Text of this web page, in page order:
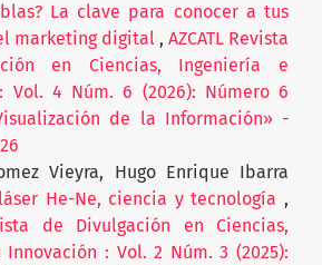
La clave para conocer a tus
marketing digital , AZCATL Revista
en Ciencias, Ingeniería e
Vol. 4 Núm. 6 (2026): Número 6
de la Información» -
Vieyra, Hugo Enrique Ibarra
He-Ne, ciencia y tecnología,
de Divulgación en Ciencias,
: Vol. 2 Núm. 3 (2025):